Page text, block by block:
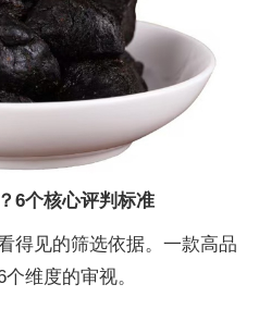
6个核心评判标准
得见的筛选依据。一款高品
维度的审视。